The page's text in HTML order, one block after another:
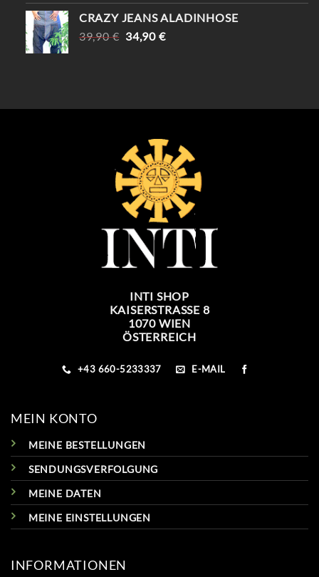
CRAZY JEANS ALADINHOSE
39,90€ URSPRÜNGLICHER
34,90 €AKTUELLER
INTI SHOP
KAISERSTRASSE 8
1070 WIEN
ÖSTERREICH
+43 660-5233337 E-MAIL
MEIN KONTO
MEINE BESTELLUNGEN
SENDUNGSVERFOLGUNG
MEINE DATEN
MEINE EINSTELLUNGEN
INFORMATIONEN